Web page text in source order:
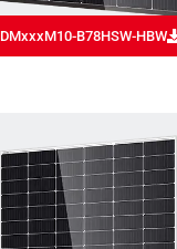
DMxxxM10-B78HSW-HBW